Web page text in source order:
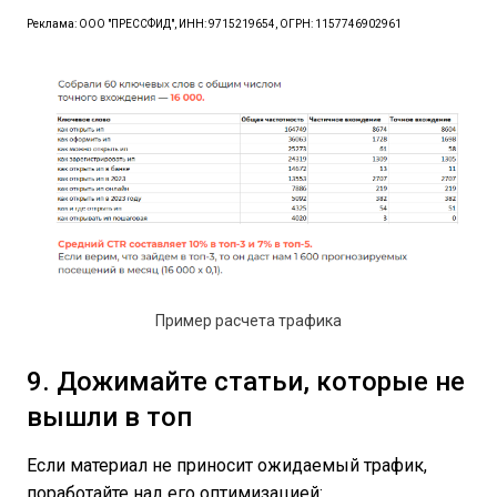
Реклама: ООО "ПРЕССФИД", ИНН: 9715219654, ОГРН: 1157746902961
Пример расчета трафика
9. Дожимайте статьи, которые не
вышли в топ
Если материал не приносит ожидаемый трафик,